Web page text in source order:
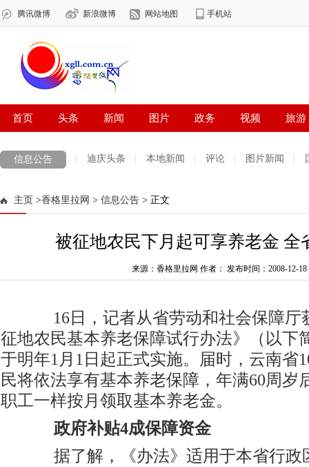
信息公告 迪庆头条 本地新闻 评论 图片新闻
主页 >香格里拉网 > 信息公告 > 正文
被征地农民下月起可享养老金 全
来源：香格里拉网 作者： 发布时间：2008-12-18
16日，记者从省劳动和社会保障厅
征地农民基本养老保障试行办法》（以下
于明年1月1日起正式实施。届时，云南省
民将依法享有基本养老保障，年满60周岁
职工一样按月领取基本养老金。
政府补贴4成保障资金
据了解 ，《办法》适用于本省行